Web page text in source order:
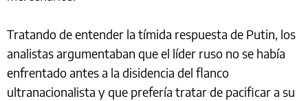
Tratando de entender la tímida respuesta de Putin, los
analistas argumentaban que el líder ruso no se había
enfrentado antes a la disidencia del flanco
ultranacionalista y que prefería tratar de pacificar a su